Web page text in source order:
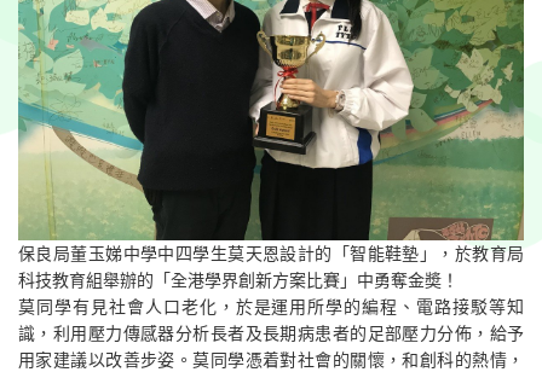
保良局董玉娣中學中四學生莫天恩設計的「智能鞋墊」，於教育局
科技教育組舉辦的「全港學界創新方案比賽」中勇奪金奬！
莫同學有見社會人口老化，於是運用所學的編程、電路接駁等知
識，利用壓力傳感器分析長者及長期病患者的足部壓力分佈，給予
用家建議以改善步姿。莫同學憑着對社會的關懷，和創科的熱情，